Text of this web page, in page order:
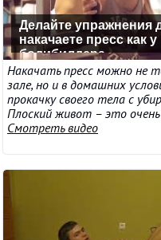
Делайте упражнения
накачаете пресс как у
бодибилдера
Накачать пресс можно не
зале, но и в домашних
прокачку своего тела с
Плоский живот – это очень
Смотреть видео